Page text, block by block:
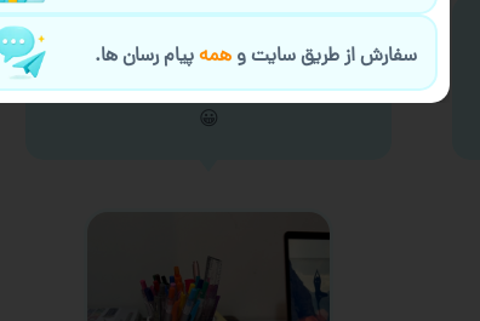
میکنمه. ازش به عنوان جا خودکاری
استفاده میکنم
😀
سفارش از طریق سایت وهمهپیام رسان ها.